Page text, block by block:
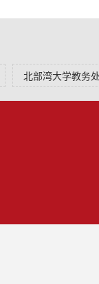
北部湾大学教务